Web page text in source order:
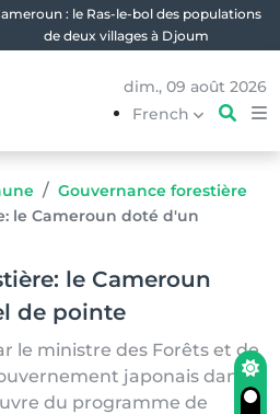
: le Ras-le-bol des populations
de deux villages à Djoum
dim., 09 août 2026
French
Gouvernance forestière
le Cameroun doté d'un
le Cameroun
de pointe
le ministre des Forêts et de
japonais dans le
du programme de